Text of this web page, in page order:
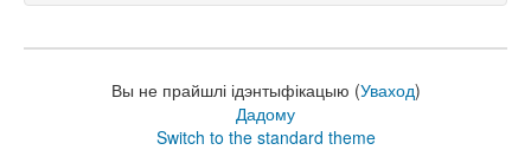
Вы не прайшлі ідэнтыфікацыю (Уваход)
Дадому
Switch to the standard theme